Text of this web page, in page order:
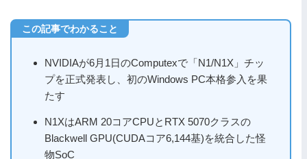
NVIDIAが6月1日のComputexで「N1/N1X」チッ
プを正式発表し、初のWindows PC本格参入を果
たす
N1XはARM 20コアCPUとRTX 5070クラスの
Blackwell GPU(CUDAコア6,144基)を統合した怪
物SoC